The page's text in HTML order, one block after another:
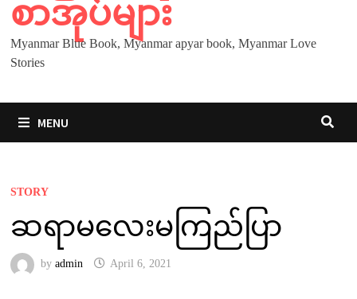
စာအုပ်များ
Myanmar Blue Book, Myanmar apyar book, Myanmar Love
Stories
MENU
STORY
ဆရာမလေးမကြည်ပြာ
by admin April 6, 2021